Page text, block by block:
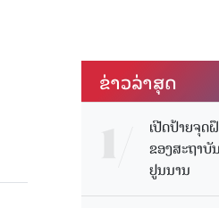
ຂ່າວ​ລ່າ​ສຸດ
ເປີດປ້າຍຈຸດ
ຂອງສະຖາບັ
ຢູນນານ